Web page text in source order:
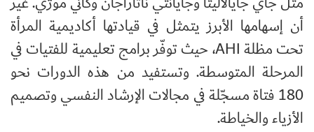
أن إسهامها الأبرز يتمثل في قيادتها أكاديمية المرأة
تحت مظلة AHI، حيث توفّر برامج تعليمية للفتيات في
المرحلة المتوسطة. وتستفيد من هذه الدورات نحو
180 فتاة مسجّلة في مجالات الإرشاد النفسي وتصميم
الأزياء والخياطة.